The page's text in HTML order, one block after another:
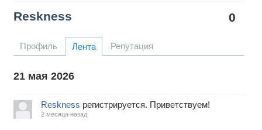
0
Reskness
Профиль Лента Репутация
21 мая 2026
Reskness регистрируется. Приветствуем!
2 месяца назад